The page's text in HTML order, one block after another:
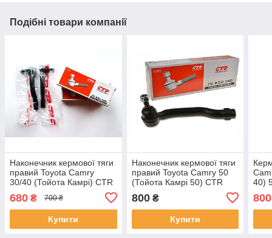
Подібні товари компанії
Наконечник кермової тяги
правий Toyota Camry
30/40 (Тойота Камрі) CTR
680 ₴ 700 ₴
Купити
Наконечник кермової тяги
правий Toyota Camry 50
(Тойота Камрі 50) CTR
800₴
Купити
40)
800